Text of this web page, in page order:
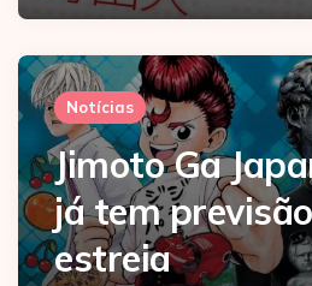
Notícias
Jimoto Ga
já tem
estreia